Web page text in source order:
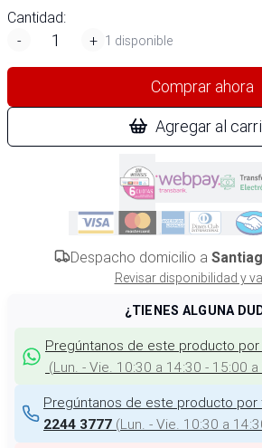
Cantidad:
-
+ 1 disponible
Comprar ahora
Agregar al
Despacho domicilio a
Revisar disponibilidad y
¿TIENES ALGUNA
Pregúntanos de este producto por
(Lun. - Vie. 10:30 a 14:30 - 15:00
Pregúntanos de este producto por
2244 3777 (Lun. - Vie. 10:30 a